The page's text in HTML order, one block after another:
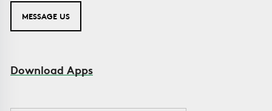
MESSAGE US
Download Apps